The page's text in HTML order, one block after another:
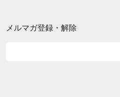
メルマガ登録・解除